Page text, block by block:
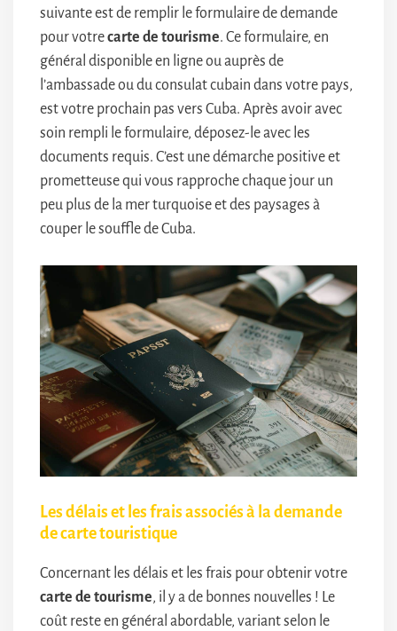
suivante est de remplir le formulaire de demande
pour votrecarte de tourisme. Ce formulaire, en
général disponible en ligne ou auprès de
l’ambassade ou du consulat cubain dans votre pays,
est votre prochain pas vers Cuba. Après avoir avec
soin rempli le formulaire, déposez-le avec les
documents requis. C’est une démarche positive et
prometteuse qui vous rapproche chaque jour un
peu plus de la mer turquoise et des paysages à
couper le souffle de Cuba.
Les délais et les frais associés à la demande
de carte touristique
Concernant les délais et les frais pour obtenir votre
carte de tourisme, il y a de bonnes nouvelles ! Le
coût reste en général abordable, variant selon le